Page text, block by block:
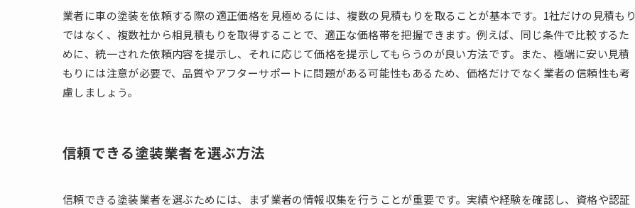
業者に車の塗装を依頼する際の適正価格を見極めるには、複数の見積もりを取ることが基本です。1社だけの見積もり
ではなく、複数社から相見積もりを取得することで、適正な価格帯を把握できます。例えば、同じ条件で比較するた
めに、統一された依頼内容を提示し、それに応じて価格を提示してもらうのが良い方法です。また、極端に安い見積
もりには注意が必要で、品質やアフターサポートに問題がある可能性もあるため、価格だけでなく業者の信頼性も考
慮しましょう。
信頼できる塗装業者を選ぶ方法
信頼できる塗装業者を選ぶためには、まず業者の情報収集を行うことが重要です。実績や経験を確認し、資格や認証